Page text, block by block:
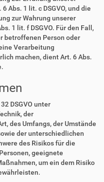
Abs. 1 lit. c DSGVO, und die
zur Wahrung unserer
1 lit. f DSGVO. Für den Fall,
betroffenen Person oder
Verarbeitung
machen, dient Art. 6 Abs.
DSGVO unter
der
des Umfangs, der Umstände
der unterschiedlichen
des Risikos für die
geeignete
um ein dem Risiko